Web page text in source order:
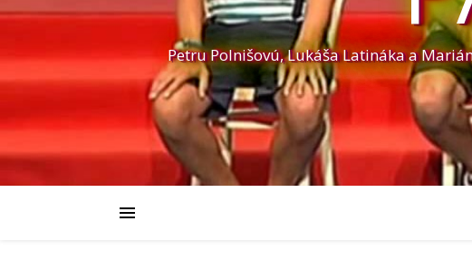
Petru Polnišovú, Lukáša Latináka a